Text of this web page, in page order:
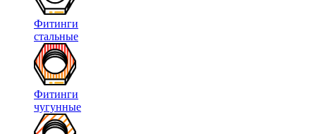
Фитинги
стальные
Фитинги
чугунные